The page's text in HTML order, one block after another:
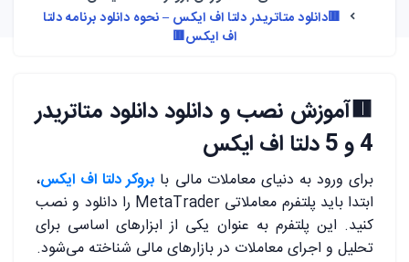
🟥دانلود متاتریدر دلتا اف ایکس – نحوه دانلود برنامه دلتا
اف ایکس🟥
🟥آموزش نصب و دانلود دانلود متاتریدر
4 و 5 دلتا اف ایکس
برای ورود به دنیای معاملات مالی با بروکر دلتا اف ایکس،
ابتدا باید پلتفرم معاملاتی MetaTrader را دانلود و نصب
کنید. این پلتفرم به عنوان یکی از ابزارهای اساسی برای
تحلیل و اجرای معاملات در بازارهای مالی شناخته می‌شود.